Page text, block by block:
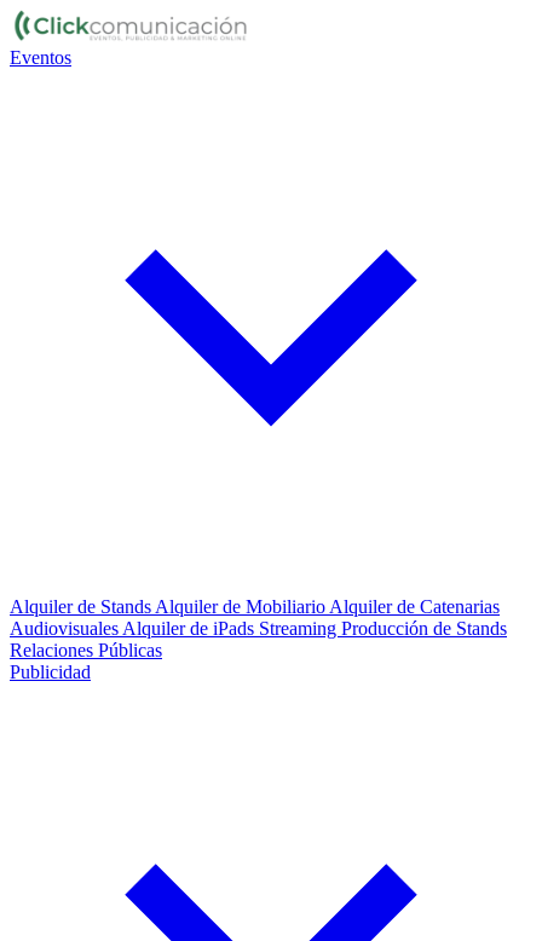
Eventos
Alquiler de Stands Alquiler de Mobiliario Alquiler de Catenarias
Audiovisuales Alquiler de iPads Streaming Producción de Stands
Relaciones Públicas
Publicidad